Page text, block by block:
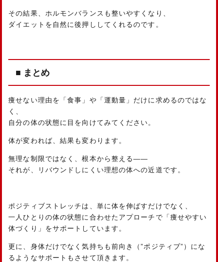
その結果、ホルモンバランスも整いやすくなり、
ダイエットを自然に後押ししてくれるのです。
■ まとめ
痩せない理由を「食事」や「運動量」だけに求めるのではな
く、
自分の体の状態に目を向けてみてください。
体が変われば、結果も変わります。
無理な制限ではなく、根本から整える——
それが、リバウンドしにくい理想の体への近道です。
ポジティブストレッチは、単に体を伸ばすだけでなく、
一人ひとりの体の状態に合わせたアプローチで「痩せやすい
体づくり」をサポートしています。
更に、身体だけでなく気持ちも前向き（”ポジティブ”）にな
るようなサポートもさせて頂きます。